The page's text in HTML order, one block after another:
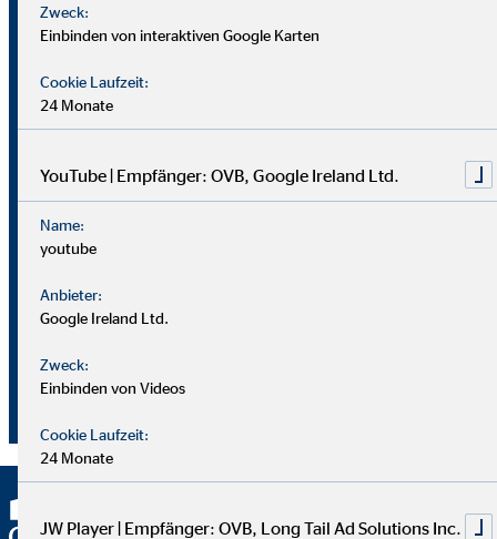
Bei OVB gibt es keine Grenzen: Unser Karriereplan bietet
Aufstiegsmöglichkeiten durch Ausbildung und Praxis.
Unterstützung bekommst du von deinem Team und deiner
Zweck:
Einbinden von interaktiven Google Karten
Cookie Laufzeit:
24 Monate
YouTube | Empfänger: OVB, Google Ireland Ltd.
Name:
youtube
Anbieter:
Google Ireland Ltd.
Zweck:
Einbinden von Videos
Cookie Laufzeit:
24 Monate
JW Player | Empfänger: OVB, Long Tail Ad Solutions Inc.